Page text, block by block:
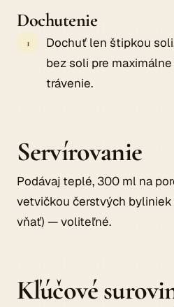
Dochutenie
Dochuť len štipkou
bez soli pre
trávenie.
Servírovanie
Podávaj teplé, 300 ml na
vetvičkou čerstvých
vňať) — voliteľné.
Kľúčové